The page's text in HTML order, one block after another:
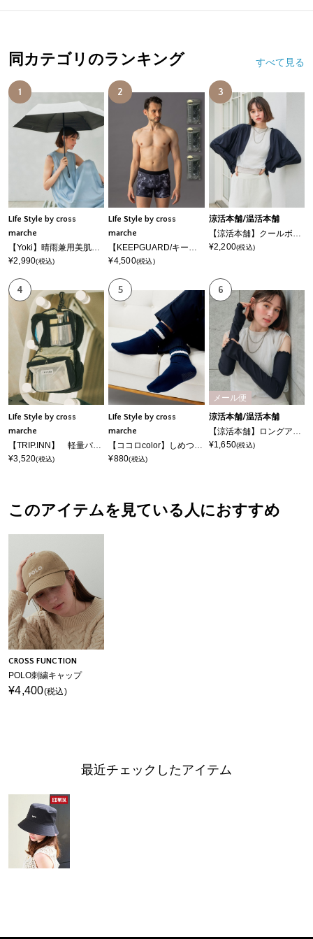
同カテゴリのランキング すべて見る
1
Life Style by cross
marche
【Yoki】晴雨兼用美肌傘 日傘 ユニセックス 男女兼用 軽量
¥2,990(税込)
2
Life Style by cross
marche
¥4,500(税込)
3
涼活本舗/温活本舗
¥2,200(税込)
4
Life Style by cross
marche
【TRIP.INN】 軽量パチパチトリップポーチ M
¥3,520(税込)
5
Life Style by cross
marche
¥880(税込)
6
メール便
涼活本舗/温活本舗
¥1,650(税込)
このアイテムを見ている人におすすめ
CROSS FUNCTION
POLO刺繍キャップ
¥4,400(税込)
最近チェックしたアイテム